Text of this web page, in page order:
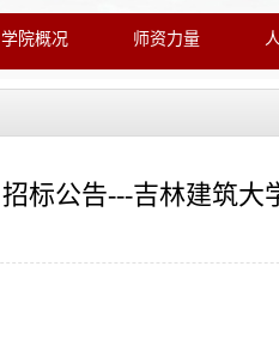
学院概况 师资力量
招标公告---吉林建筑大